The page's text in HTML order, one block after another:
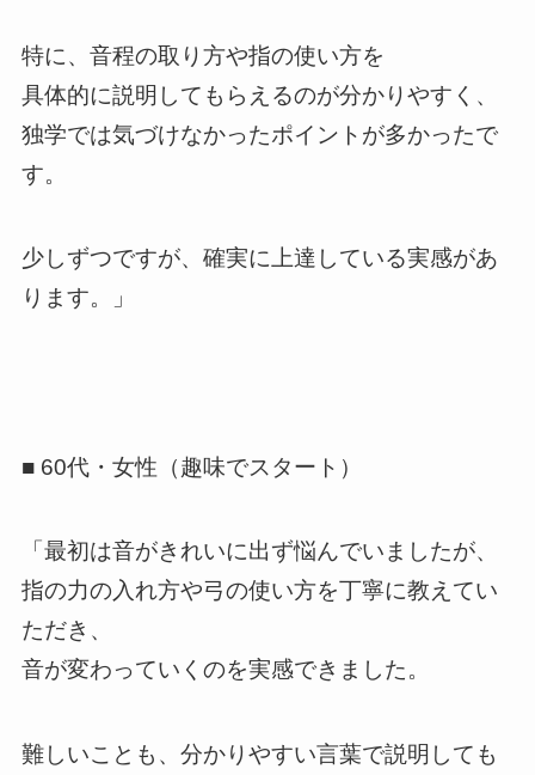
特に、音程の取り方や指の使い方を
具体的に説明してもらえるのが分かりやすく、
独学では気づけなかったポイントが多かったで
す。
少しずつですが、確実に上達している実感があ
ります。」
■ 60代・女性（趣味でスタート）
「最初は音がきれいに出ず悩んでいましたが、
指の力の入れ方や弓の使い方を丁寧に教えてい
ただき、
音が変わっていくのを実感できました。
難しいことも、分かりやすい言葉で説明しても